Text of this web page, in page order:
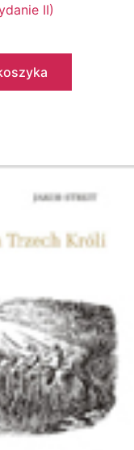
II)